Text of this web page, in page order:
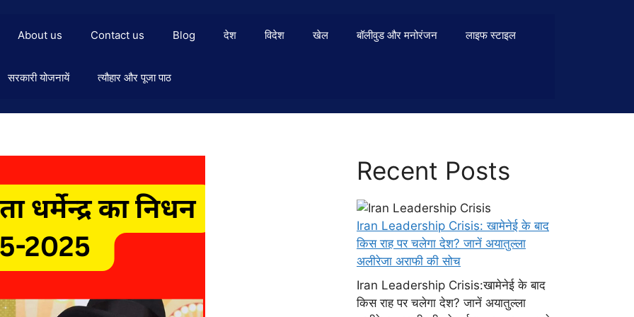
About us Contact us Blog देश विदेश खेल बॉलीवुड और मनोरंजन लाइफ स्टाइल
सरकारी योजनायें त्यौहार और पूजा पाठ
Recent Posts
Iran Leadership Crisis: खामेनेई के बाद
किस राह पर चलेगा देश? जानें अयातुल्ला
अलीरेजा अराफी की सोच
Iran Leadership Crisis:खामेनेई के बाद
किस राह पर चलेगा देश? जानें अयातुल्ला